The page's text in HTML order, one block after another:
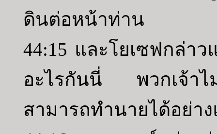
ดินต่อหน้าท่าน
44:15 และโยเซฟกล่าว
อะไรกันนี่ พวกเจ้าไ
สามารถทำนายได้อย่า